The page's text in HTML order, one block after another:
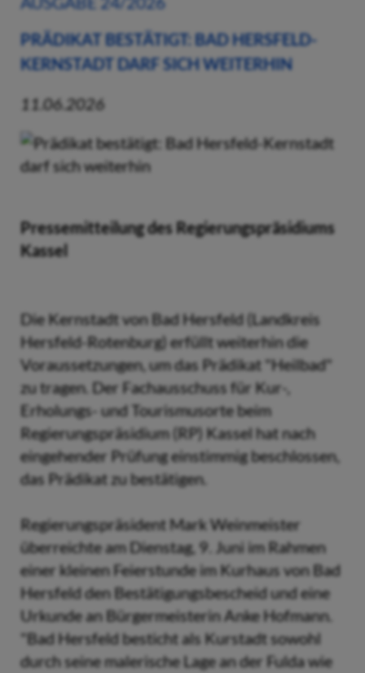
PRÄDIKAT BESTÄTIGT: BAD HERSFELD-
KERNSTADT DARF SICH WEITERHIN
11.06.2026
Pressemitteilung des Regierungspräsidiums
Kassel
Die Kernstadt von Bad Hersfeld (Landkreis
Hersfeld-Rotenburg) erfüllt weiterhin die
Voraussetzungen, um das Prädikat "Heilbad"
zu tragen. Der Fachausschuss für Kur-,
Erholungs- und Tourismusorte beim
Regierungspräsidium (RP) Kassel hat nach
eingehender Prüfung einstimmig beschlossen,
das Prädikat zu bestätigen.
Regierungspräsident Mark Weinmeister
überreichte am Dienstag, 9. Juni im Rahmen
einer kleinen Feierstunde im Kurhaus von Bad
Hersfeld den Bestätigungsbescheid und eine
Urkunde an Bürgermeisterin Anke Hofmann.
"Bad Hersfeld besticht als Kurstadt sowohl
durch seine malerische Lage an der Fulda wie